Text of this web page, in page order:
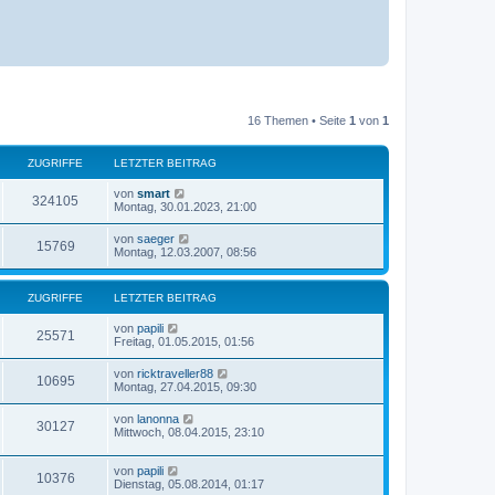
16 Themen • Seite 1 von 1
ZUGRIFFE LETZTER BEITRAG
324105
u
r
i
e
L
e
t
e
r
B
e
i
t
r
g
von smart
Montag, 30.01.2023, 21:00
15769Z
u
g
i
f
f
L
e
z
e
r
B
e
i
t
r
von saeger
Montag, 12.03.2007, 08:56
ZUGRIFFE LETZTER BEITRAG
25571
u
r
f
L
e
t
e
r
B
e
t
r
a
von papili
Freitag, 01.05.2015, 01:56
10695Z
u
L
e
t
e
e
von ricktraveller88
Montag, 27.04.2015, 09:30
30127Z
u
g
L
e
z
t
e
von lanonna
Mittwoch, 08.04.2015, 23:10
10376Z
L
e
von papili
Dienstag, 05.08.2014, 01:17